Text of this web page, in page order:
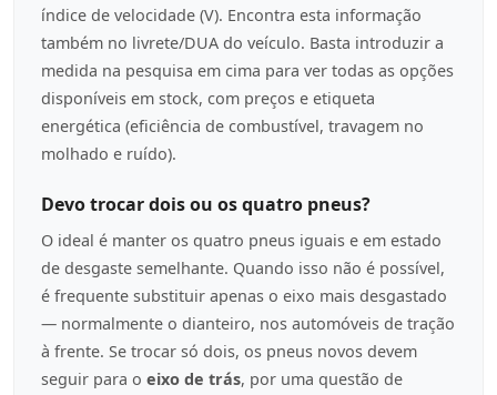
índice de velocidade (V). Encontra esta informação
também no livrete/DUA do veículo. Basta introduzir a
medida na pesquisa em cima para ver todas as opções
disponíveis em stock, com preços e etiqueta
energética (eficiência de combustível, travagem no
molhado e ruído).
Devo trocar dois ou os quatro pneus?
O ideal é manter os quatro pneus iguais e em estado
de desgaste semelhante. Quando isso não é possível,
é frequente substituir apenas o eixo mais desgastado
— normalmente o dianteiro, nos automóveis de tração
à frente. Se trocar só dois, os pneus novos devem
seguir para o eixo de trás, por uma questão de